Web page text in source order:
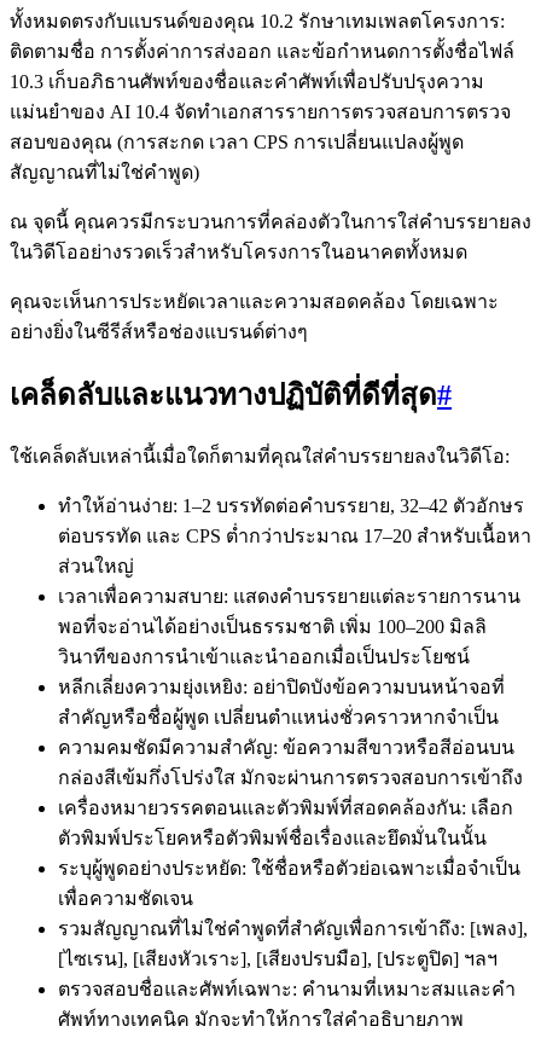
ทั้งหมดตรงกับแบรนด์ของคุณ 10.2 รักษาเทมเพลตโครงการ:
ติดตามชื่อ การตั้งค่าการส่งออก และข้อกำหนดการตั้งชื่อไฟล์
10.3 เก็บอภิธานศัพท์ของชื่อและคำศัพท์เพื่อปรับปรุงความ
แม่นยำของ AI 10.4 จัดทำเอกสารรายการตรวจสอบการตรวจ
สอบของคุณ (การสะกด เวลา CPS การเปลี่ยนแปลงผู้พูด
สัญญาณที่ไม่ใช่คำพูด)
ณ จุดนี้ คุณควรมีกระบวนการที่คล่องตัวในการใส่คำบรรยายลง
ในวิดีโออย่างรวดเร็วสำหรับโครงการในอนาคตทั้งหมด
คุณจะเห็นการประหยัดเวลาและความสอดคล้อง โดยเฉพาะ
อย่างยิ่งในซีรีส์หรือช่องแบรนด์ต่างๆ
เคล็ดลับและแนวทางปฏิบัติที่ดีที่สุด#
ใช้เคล็ดลับเหล่านี้เมื่อใดก็ตามที่คุณใส่คำบรรยายลงในวิดีโอ:
ทำให้อ่านง่าย: 1–2 บรรทัดต่อคำบรรยาย, 32–42 ตัวอักษร
ต่อบรรทัด และ CPS ต่ำกว่าประมาณ 17–20 สำหรับเนื้อหา
ส่วนใหญ่
เวลาเพื่อความสบาย: แสดงคำบรรยายแต่ละรายการนาน
พอที่จะอ่านได้อย่างเป็นธรรมชาติ เพิ่ม 100–200 มิลลิ
วินาทีของการนำเข้าและนำออกเมื่อเป็นประโยชน์
หลีกเลี่ยงความยุ่งเหยิง: อย่าปิดบังข้อความบนหน้าจอที่
สำคัญหรือชื่อผู้พูด เปลี่ยนตำแหน่งชั่วคราวหากจำเป็น
ความคมชัดมีความสำคัญ: ข้อความสีขาวหรือสีอ่อนบน
กล่องสีเข้มกึ่งโปร่งใส มักจะผ่านการตรวจสอบการเข้าถึง
เครื่องหมายวรรคตอนและตัวพิมพ์ที่สอดคล้องกัน: เลือก
ตัวพิมพ์ประโยคหรือตัวพิมพ์ชื่อเรื่องและยึดมั่นในนั้น
ระบุผู้พูดอย่างประหยัด: ใช้ชื่อหรือตัวย่อเฉพาะเมื่อจำเป็น
เพื่อความชัดเจน
รวมสัญญาณที่ไม่ใช่คำพูดที่สำคัญเพื่อการเข้าถึง: [เพลง],
[ไซเรน], [เสียงหัวเราะ], [เสียงปรบมือ], [ประตูปิด] ฯลฯ
ตรวจสอบชื่อและศัพท์เฉพาะ: คำนามที่เหมาะสมและคำ
ศัพท์ทางเทคนิค มักจะทำให้การใส่คำอธิบายภาพ